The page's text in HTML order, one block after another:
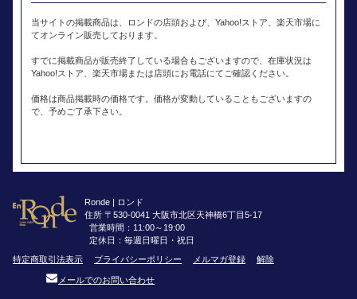
当サイトの掲載商品は、ロンドの店頭および、Yahoo!ストア、楽天市場に
てオンライン販売しております。
すでに掲載商品が販売終了している場合もございますので、在庫状況は
Yahoo!ストア、楽天市場または店頭にお電話にてご確認ください。
価格は商品掲載時の価格です。価格が変動していることもございますの
で、予めご了承下さい。
Ronde | ロンド
住所 〒530-0041 大阪市北区天神橋6丁目5-17
営業時間：11:00～19:00
定休日：毎週日曜日・祝日
特定商取引法表示
プライバシーポリシー メルマガ登録 解除
メールでのお問い合わせ